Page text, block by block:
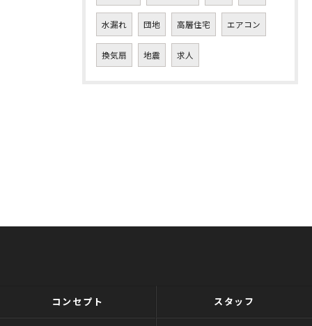
水漏れ 団地 高層住宅 エアコン
換気扇 地震 求人
コンセプト スタッフ